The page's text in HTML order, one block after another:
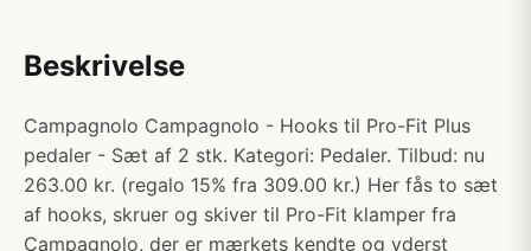
Beskrivelse
Campagnolo Campagnolo - Hooks til Pro-Fit Plus
pedaler - Sæt af 2 stk. Kategori: Pedaler. Tilbud: nu
263.00 kr. (regalo 15% fra 309.00 kr.) Her fås to sæt
af hooks, skruer og skiver til Pro-Fit klamper fra
Campagnolo, der er mærkets kendte og yderst